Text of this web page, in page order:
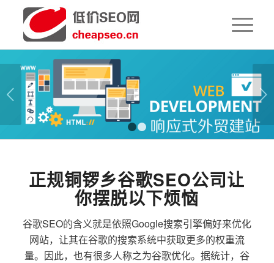
下一页
1 2
正规铜锣乡谷歌SEO公司让
你摆脱以下烦恼
谷歌SEO的含义就是依照Google搜索引擎偏好来优化
网站，让其在谷歌的搜索系统中获取更多的权重流
量。因此，也有很多人称之为谷歌优化。据统计，谷